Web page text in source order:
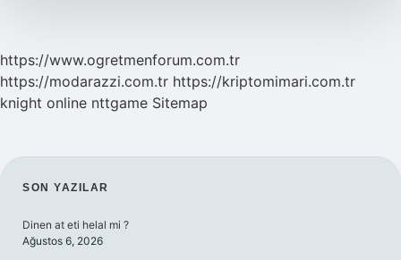
https://www.ogretmenforum.com.tr
https://modarazzi.com.tr https://kriptomimari.com.tr
knight online nttgame Sitemap
SIDEBAR
SON YAZILAR
Dinen at eti helal mi ?
Ağustos 6, 2026